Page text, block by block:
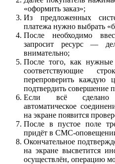
«оформить заказ»;
Из предложенных
платежа нужно выбрать
После необходимо
запросит ресурс —
внимательно;
После того, как нужные
соответствующие
перепроверить каждую
подтвердить совершение
Если всё сделано
автоматическое
на экране появится
После в пустое поле
придёт в СМС-
Окончательное
на экране высветится
осуществлён, операцию